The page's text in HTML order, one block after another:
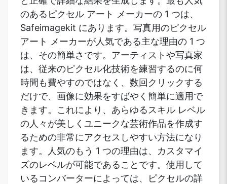
のあるピクセル アート メーカーの 1 つは、
Safeimagekit にあります。写真用のピクセル
アート メーカーが人気である主な理由の 1 つ
は、その簡単さです。アーティストや写真家
は、従来のピクセル化技術を練習するのに何
時間も費やすのではなく、数回クリックする
だけで、画像に効果をすばやく簡単に適用で
きます。これにより、あらゆるスキル レベル
の人々が美しくユニークな芸術作品を作成す
るための非常にアクセスしやすい方法になり
ます。人気のもう 1 つの理由は、カスタマイ
ズのレベルが可能であることです。使用して
いるコンバーターによっては、ピクセルの詳